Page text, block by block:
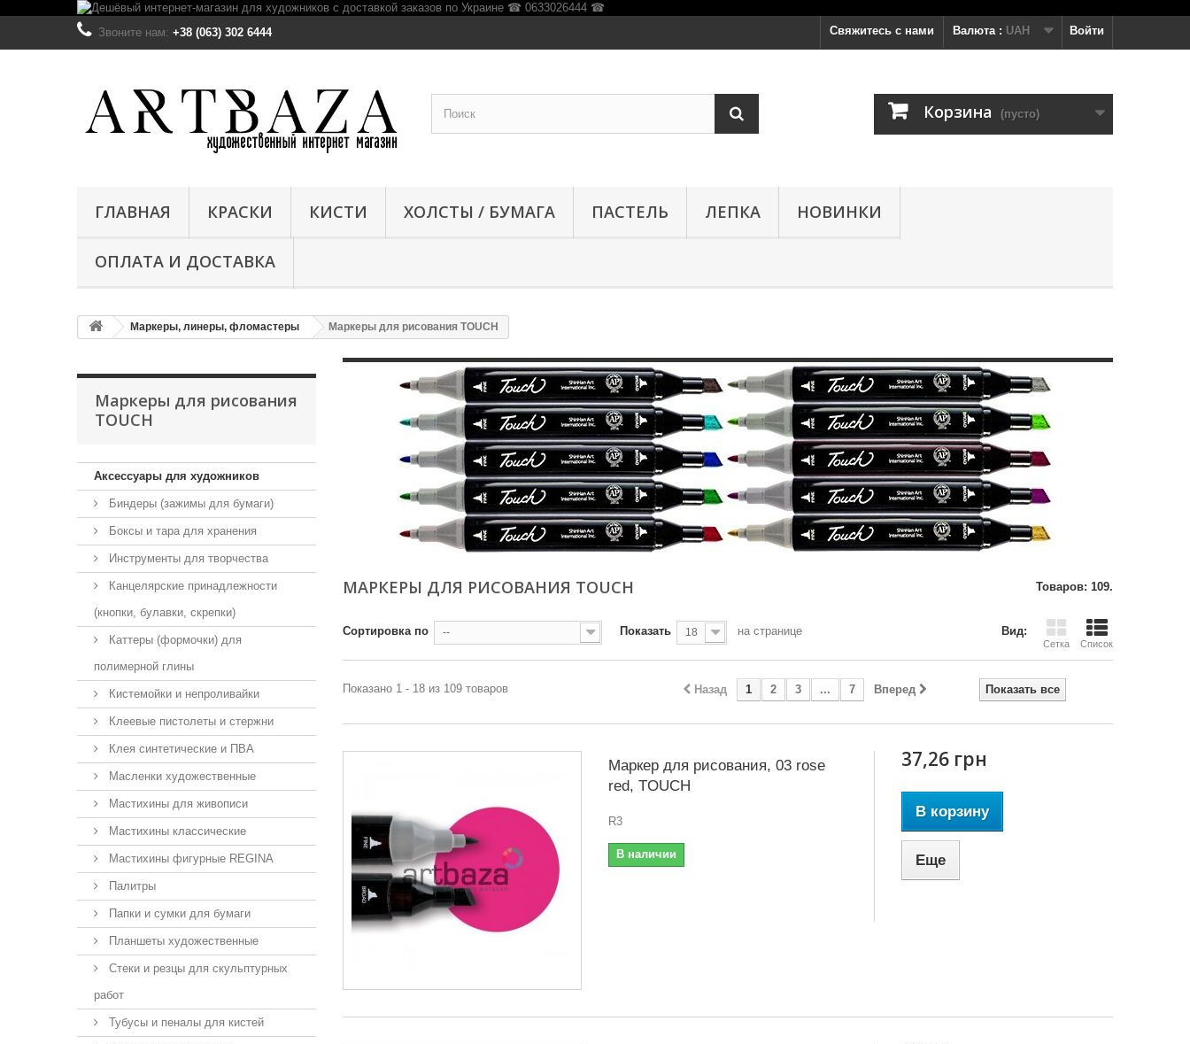
Войти
Валюта : UAH
Свяжитесь с нами
Звоните нам: +38 (063) 302 6444
Корзина (пусто)
ГЛАВНАЯ КРАСКИ КИСТИ ХОЛСТЫ / БУМАГА ПАСТЕЛЬ ЛЕПКА НОВИНКИ
ОПЛАТА И ДОСТАВКА
Маркеры, линеры, фломастеры Маркеры для рисования TOUCH
Маркеры для рисования
TOUCH
Аксессуары для художников
Биндеры (зажимы для бумаги)
Боксы и тара для хранения
Инструменты для творчества
Канцелярские принадлежности
(кнопки, булавки, скрепки)
Каттеры (формочки) для
полимерной глины
Кистемойки и непроливайки
Клеевые пистолеты и стержни
Клея синтетические и ПВА
Масленки художественные
Мастихины для живописи
Мастихины классические
Мастихины фигурные REGINA
Палитры
Папки и сумки для бумаги
Планшеты художественные
Стеки и резцы для скульптурных
работ
Тубусы и пеналы для кистей
МАРКЕРЫ ДЛЯ РИСОВАНИЯ TOUCH Товаров: 109.
Вид:
Сетка Список
Сортировка по -- Показать 18 на странице
Показать все
Назад 1 2 3 ... 7 Вперед
Показано 1 - 18 из 109 товаров
Маркер для рисования, 03 rose
red, TOUCH
R3
В наличии
37,26 грн
В корзину
Еще